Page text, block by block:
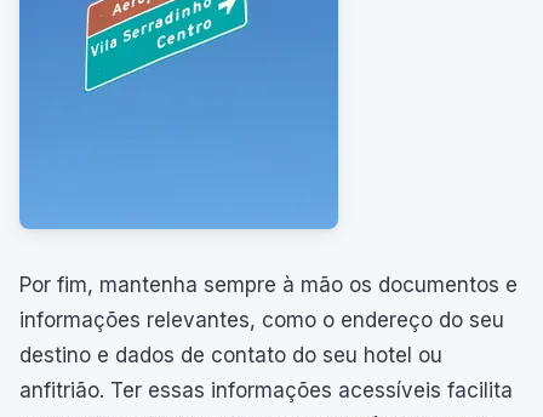
Por fim, mantenha sempre à mão os documentos e
informações relevantes, como o endereço do seu
destino e dados de contato do seu hotel ou
anfitrião. Ter essas informações acessíveis facilita